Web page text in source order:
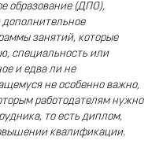
образование (ДПО),
занятий, которые
специальность или
и едва ли не
не особенно важно,
работодателям нужно
то есть диплом,
квалификации.